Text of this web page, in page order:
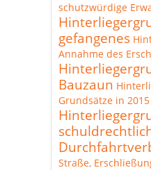
schutzwürdige
gefangenes
Annahme des
Bauzaun
Grundsätze in 2015
Straße,